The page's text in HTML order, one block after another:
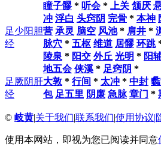
足少阳胆
经
瞳子髎* 听会* 上关 颔厌
冲 浮白 头窍阴 完骨 * 本神
营 承灵 脑空 风池* 肩井 *
脉穴 * 五枢 维道 居髎 环跳
陵泉 * 阳交 外丘 光明 * 阳
地五会 侠溪 * 足窍阴 *
足厥阴肝
经
大敦 * 行间 * 太冲 * 中封
包 足五里 阴廉 急脉 章门 *
© 岐黄|关于我们|联系我们|使用协议|
使用本网站，即视为您已阅读并同意